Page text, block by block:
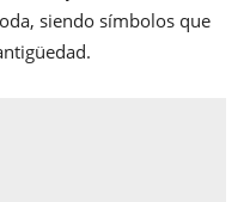
siendo símbolos que